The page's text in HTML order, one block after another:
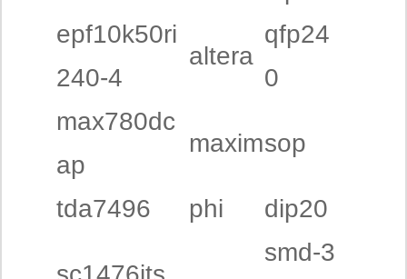
epf10k50ri
240-4
altera
qfp24
0
max780dc
ap
maximsop
tda7496 phi dip20
smd-3